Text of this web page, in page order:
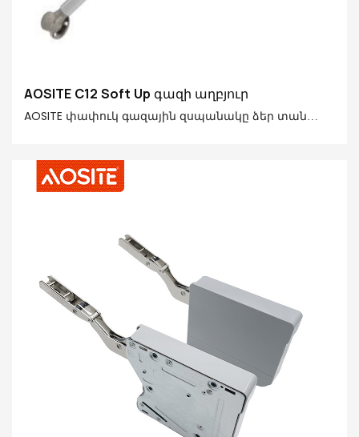
AOSITE C12 Soft Up գազի աղբյուր
AOSITE փափուկ գազային զսպանակը ձեր տան
Գազի զսպանակը մանրակրկիտ պատրաստված է
պրեմիում պողպատից, POM-ից և 20# հարդարման
դռների համար: Օդաճնշական դեպի վեր շարժման
տեխնոլոգիան հեշտացնում է ձեր պահարանների
բացումը: Հիդրավլիկ ներքև շարժման դիզայնը
կանխում է անվտանգության հնարավոր
վտանգները: Այն ունի հատուկ նախագծված մնալու
դիրքի ֆունկցիա, որը թույլ է տալիս կանգնեցնել
շրջվող դուռը ցանկացած անկյան տակ՝ ըստ ձեր